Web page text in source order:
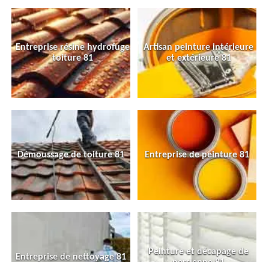
Entreprise résine hydrofuge
toiture 81
Artisan peinture intérieure
et extérieure 81
Démoussage de toiture 81 Entreprise de peinture 81
Entreprise de nettoyage 81
Peinture et décapage de